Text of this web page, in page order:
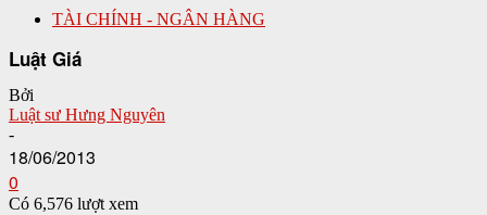
TÀI CHÍNH - NGÂN HÀNG
Luật Giá
Bởi
Luật sư Hưng Nguyên
-
18/06/2013
0
Có 6,576 lượt xem